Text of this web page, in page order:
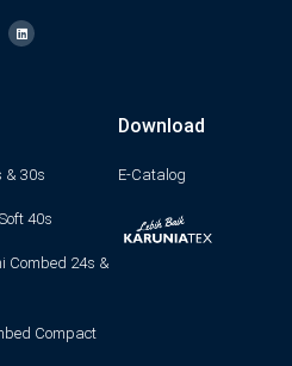
& 30s
40s
Combed 24s &
Compact
Download
E-Catalog